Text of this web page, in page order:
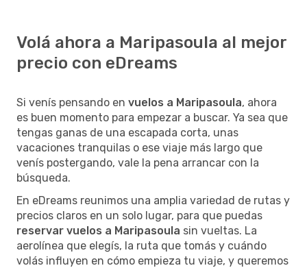
Volá ahora a Maripasoula al mejor
precio con eDreams
Si venís pensando en vuelos a Maripasoula, ahora
es buen momento para empezar a buscar. Ya sea que
tengas ganas de una escapada corta, unas
vacaciones tranquilas o ese viaje más largo que
venís postergando, vale la pena arrancar con la
búsqueda.
En eDreams reunimos una amplia variedad de rutas y
precios claros en un solo lugar, para que puedas
reservar vuelos a Maripasoula sin vueltas. La
aerolínea que elegís, la ruta que tomás y cuándo
volás influyen en cómo empieza tu viaje, y queremos